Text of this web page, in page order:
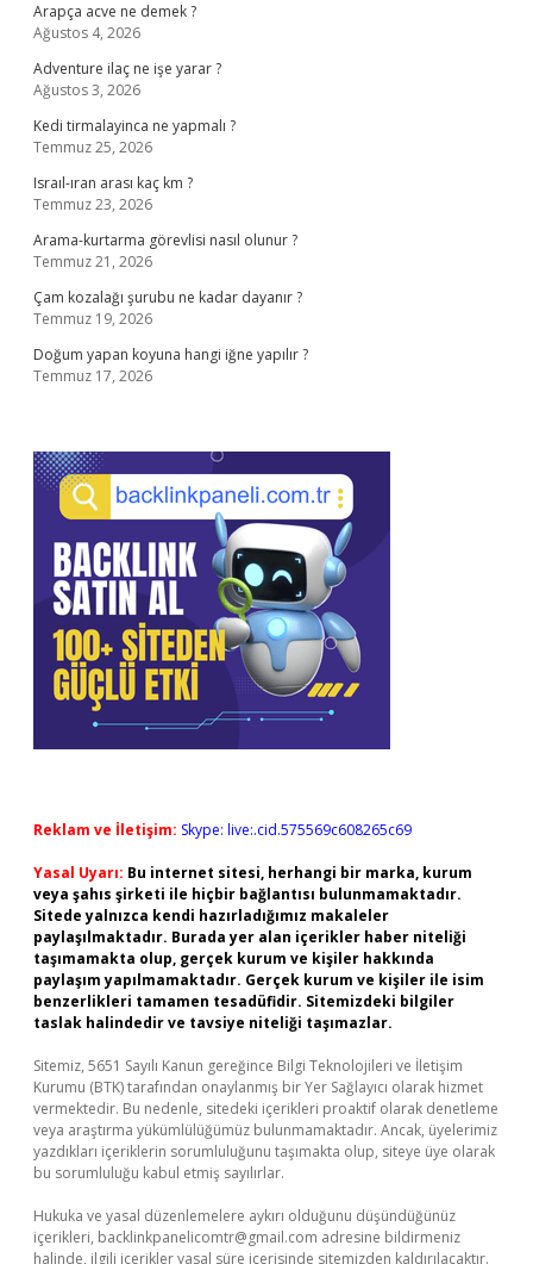
Arapça acve ne demek ?
Ağustos 4, 2026
Adventure ilaç ne işe yarar ?
Ağustos 3, 2026
Kedi tirmalayinca ne yapmalı ?
Temmuz 25, 2026
Israıl-ıran arası kaç km ?
Temmuz 23, 2026
Arama-kurtarma görevlisi nasıl olunur ?
Temmuz 21, 2026
Çam kozalağı şurubu ne kadar dayanır ?
Temmuz 19, 2026
Doğum yapan koyuna hangi iğne yapılır ?
Temmuz 17, 2026
Reklam ve İletişim: Skype: live:.cid.575569c608265c69
Yasal Uyarı: Bu internet sitesi, herhangi bir marka, kurum
veya şahıs şirketi ile hiçbir bağlantısı bulunmamaktadır.
Sitede yalnızca kendi hazırladığımız makaleler
paylaşılmaktadır. Burada yer alan içerikler haber niteliği
taşımamakta olup, gerçek kurum ve kişiler hakkında
paylaşım yapılmamaktadır. Gerçek kurum ve kişiler ile isim
benzerlikleri tamamen tesadüfidir. Sitemizdeki bilgiler
taslak halindedir ve tavsiye niteliği taşımazlar.
Sitemiz, 5651 Sayılı Kanun gereğince Bilgi Teknolojileri ve İletişim
Kurumu (BTK) tarafından onaylanmış bir Yer Sağlayıcı olarak hizmet
vermektedir. Bu nedenle, sitedeki içerikleri proaktif olarak denetleme
veya araştırma yükümlülüğümüz bulunmamaktadır. Ancak, üyelerimiz
yazdıkları içeriklerin sorumluluğunu taşımakta olup, siteye üye olarak
bu sorumluluğu kabul etmiş sayılırlar.
Hukuka ve yasal düzenlemelere aykırı olduğunu düşündüğünüz
içerikleri, backlinkpanelicomtr@gmail.com adresine bildirmeniz
halinde, ilgili içerikler yasal süre içerisinde sitemizden kaldırılacaktır.